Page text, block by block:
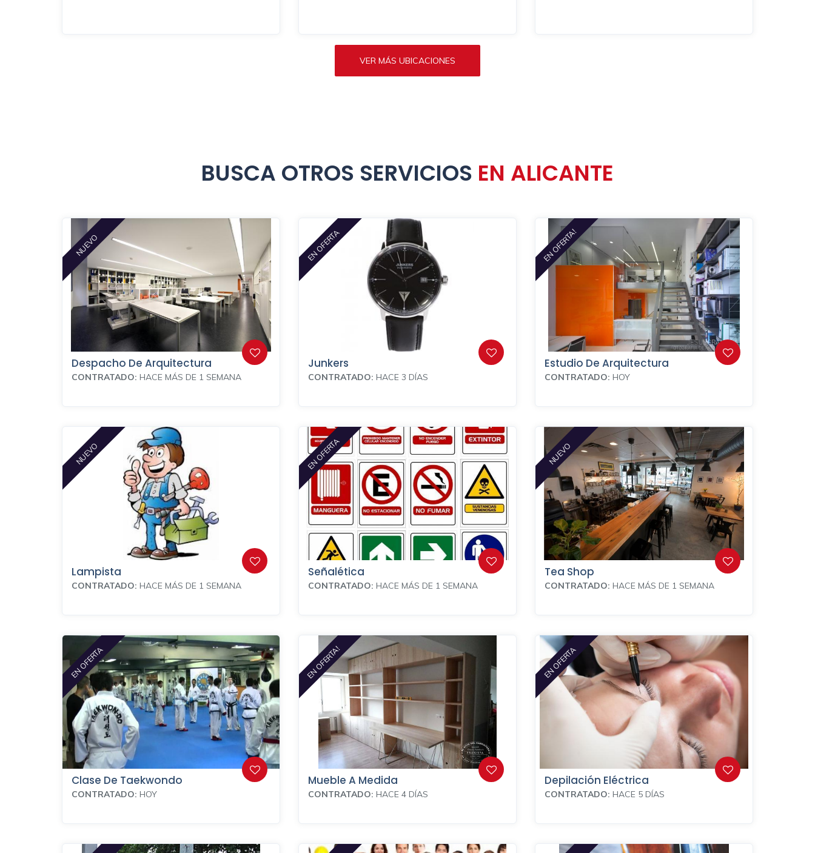
VER MÁS UBICACIONES
BUSCA OTROS SERVICIOS EN ALICANTE
NUEVO
Despacho De Arquitectura
CONTRATADO: HACE MÁS DE 1 SEMANA
EN OFERTA
Junkers
CONTRATADO: HACE 3 DÍAS
EN OFERTA!
Estudio De Arquitectura
CONTRATADO: HOY
NUEVO
Lampista
CONTRATADO: HACE MÁS DE 1 SEMANA
EN OFERTA
Señalética
CONTRATADO: HACE MÁS DE 1 SEMANA
NUEVO
Tea Shop
CONTRATADO: HACE MÁS DE 1 SEMANA
EN OFERTA
Clase De Taekwondo
CONTRATADO: HOY
EN OFERTA!
Mueble A Medida
CONTRATADO: HACE 4 DÍAS
EN OFERTA
Depilación Eléctrica
CONTRATADO: HACE 5 DÍAS